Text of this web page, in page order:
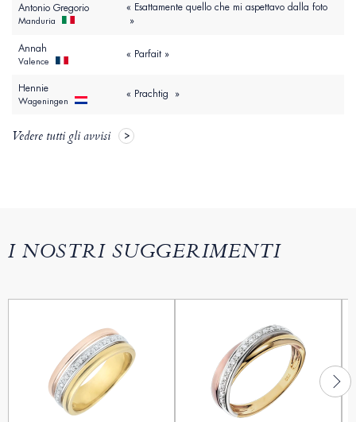
Antonio Gregorio
Manduria
« Esattamente quello che mi aspettavo dalla foto
»
Annah
Valence
« Parfait »
Hennie
Wageningen
« Prachtig »
Vedere tutti gli avvisi
I NOSTRI SUGGERIMENTI